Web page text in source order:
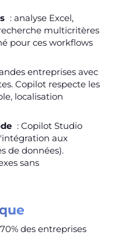
: analyse Excel,
multicritères
pour ces workflows
entreprises avec
Copilot respecte les
localisation
: Copilot Studio
aux
de données).
sans
des entreprises